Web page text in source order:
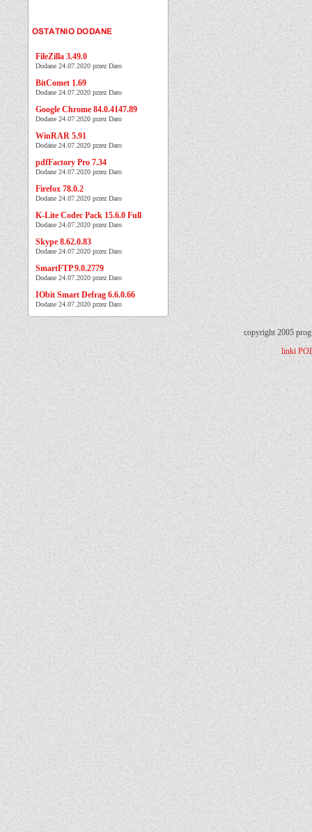
FileZilla 3.49.0
Dodane 24.07.2020 przez Daro
BitComet 1.69
Dodane 24.07.2020 przez Daro
Google Chrome 84.0.4147.89
Dodane 24.07.2020 przez Daro
WinRAR 5.91
Dodane 24.07.2020 przez Daro
pdfFactory Pro 7.34
Dodane 24.07.2020 przez Daro
Firefox 78.0.2
Dodane 24.07.2020 przez Daro
K-Lite Codec Pack 15.6.0 Full
Dodane 24.07.2020 przez Daro
Skype 8.62.0.83
Dodane 24.07.2020 przez Daro
SmartFTP 9.0.2779
Dodane 24.07.2020 przez Daro
IObit Smart Defrag 6.6.0.66
Dodane 24.07.2020 przez Daro
copyright 2005
linki